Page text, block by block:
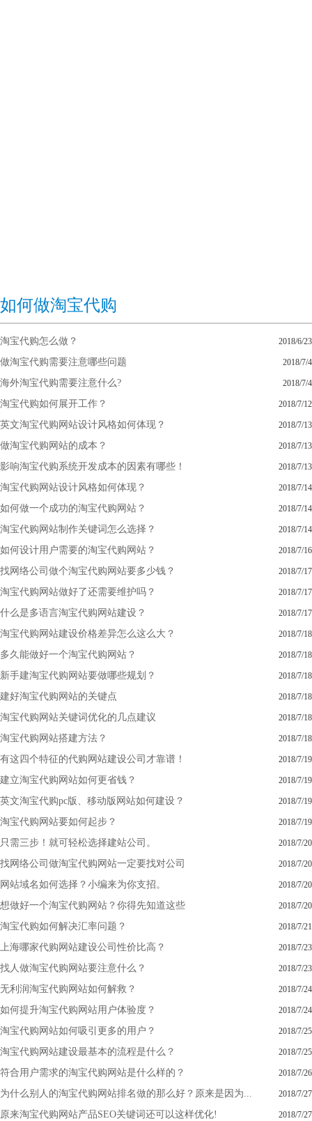
如何做淘宝代购
淘宝代购怎么做？ 2018/6/23
做淘宝代购需要注意哪些问题 2018/7/4
海外淘宝代购需要注意什么? 2018/7/4
淘宝代购如何展开工作？ 2018/7/12
英文淘宝代购网站设计风格如何体现？ 2018/7/13
做淘宝代购网站的成本？ 2018/7/13
影响淘宝代购系统开发成本的因素有哪些！ 2018/7/13
淘宝代购网站设计风格如何体现？ 2018/7/14
如何做一个成功的淘宝代购网站？ 2018/7/14
淘宝代购网站制作关键词怎么选择？ 2018/7/14
如何设计用户需要的淘宝代购网站？ 2018/7/16
找网络公司做个淘宝代购网站要多少钱？ 2018/7/17
淘宝代购网站做好了还需要维护吗？ 2018/7/17
什么是多语言淘宝代购网站建设？ 2018/7/17
淘宝代购网站建设价格差异怎么这么大？ 2018/7/18
多久能做好一个淘宝代购网站？ 2018/7/18
新手建淘宝代购网站要做哪些规划？ 2018/7/18
建好淘宝代购网站的关键点 2018/7/18
淘宝代购网站关键词优化的几点建议 2018/7/18
淘宝代购网站搭建方法？ 2018/7/18
有这四个特征的代购网站建设公司才靠谱！ 2018/7/19
建立淘宝代购网站如何更省钱？ 2018/7/19
英文淘宝代购pc版、移动版网站如何建设？ 2018/7/19
淘宝代购网站要如何起步？ 2018/7/19
只需三步！就可轻松选择建站公司。 2018/7/20
找网络公司做淘宝代购网站一定要找对公司 2018/7/20
网站域名如何选择？小编来为你支招。 2018/7/20
想做好一个淘宝代购网站？你得先知道这些 2018/7/20
淘宝代购如何解决汇率问题？ 2018/7/21
上海哪家代购网站建设公司性价比高？ 2018/7/23
找人做淘宝代购网站要注意什么？ 2018/7/23
无利润淘宝代购网站如何解救？ 2018/7/24
如何提升淘宝代购网站用户体验度？ 2018/7/24
淘宝代购网站如何吸引更多的用户？ 2018/7/25
淘宝代购网站建设最基本的流程是什么？ 2018/7/25
符合用户需求的淘宝代购网站是什么样的？ 2018/7/26
为什么别人的淘宝代购网站排名做的那么好？原来是因为... 2018/7/27
原来淘宝代购网站产品SEO关键词还可以这样优化! 2018/7/27